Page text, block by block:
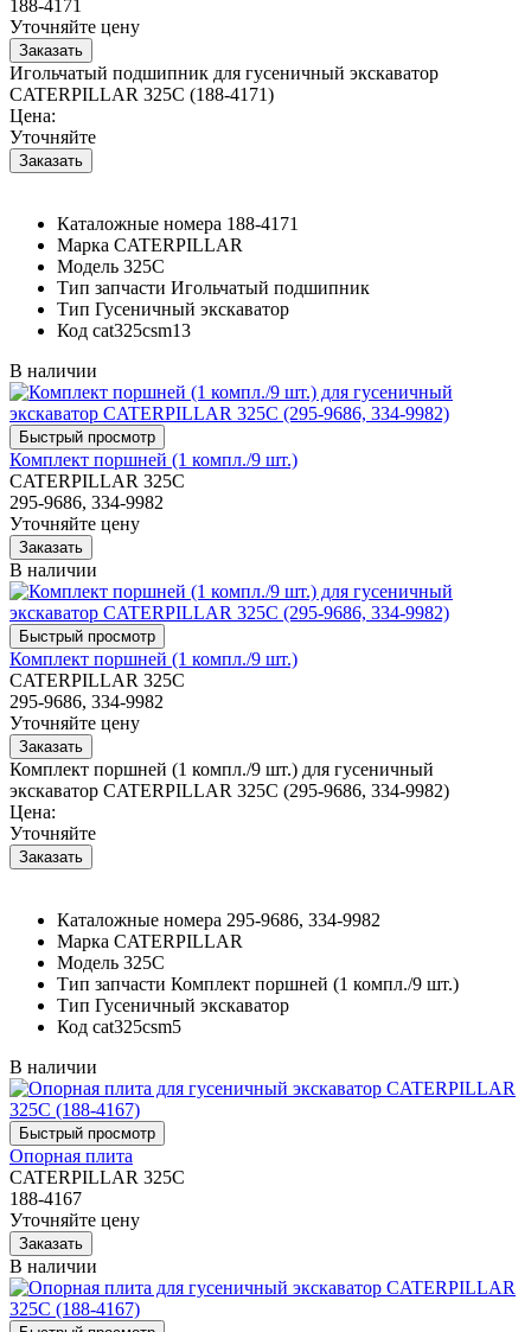
188-4171
Уточняйте цену
Игольчатый подшипник для гусеничный экскаватор
CATERPILLAR 325C (188-4171)
Цена:
Уточняйте
Каталожные номера 188-4171
Марка CATERPILLAR
Модель 325C
Тип запчасти Игольчатый подшипник
Тип Гусеничный экскаватор
Код cat325csm13
В наличии
Комплект поршней (1 компл./9 шт.)
CATERPILLAR 325C
295-9686, 334-9982
Уточняйте цену
В наличии
Комплект поршней (1 компл./9 шт.)
CATERPILLAR 325C
295-9686, 334-9982
Уточняйте цену
Комплект поршней (1 компл./9 шт.) для гусеничный
экскаватор CATERPILLAR 325C (295-9686, 334-9982)
Цена:
Уточняйте
Каталожные номера 295-9686, 334-9982
Марка CATERPILLAR
Модель 325C
Тип запчасти Комплект поршней (1 компл./9 шт.)
Тип Гусеничный экскаватор
Код cat325csm5
В наличии
Опорная плита
CATERPILLAR 325C
188-4167
Уточняйте цену
В наличии